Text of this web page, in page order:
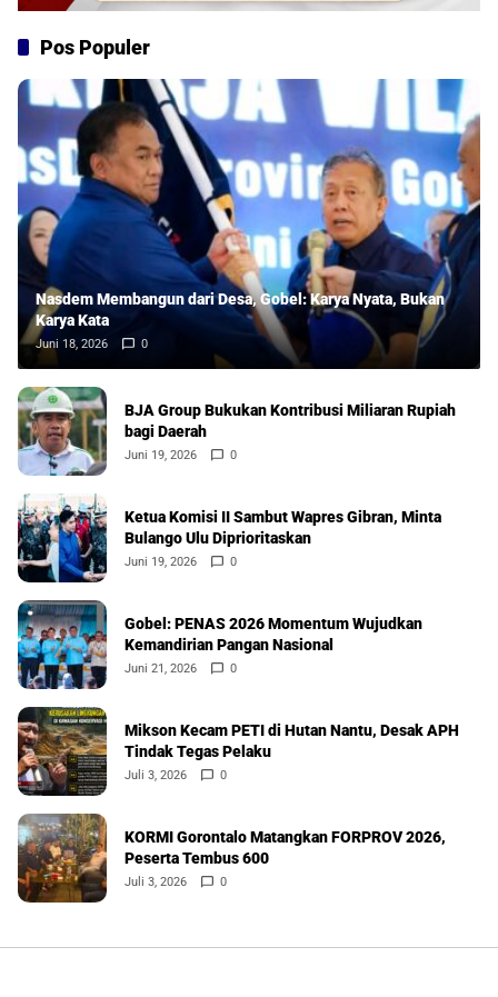
Pos Populer
Nasdem Membangun dari Desa, Gobel: Karya Nyata, Bukan
Karya Kata
Juni 18, 2026 0
BJA Group Bukukan Kontribusi Miliaran Rupiah
bagi Daerah
Juni 19, 2026 0
Ketua Komisi II Sambut Wapres Gibran, Minta
Bulango Ulu Diprioritaskan
Juni 19, 2026 0
Gobel: PENAS 2026 Momentum Wujudkan
Kemandirian Pangan Nasional
Juni 21, 2026 0
Mikson Kecam PETI di Hutan Nantu, Desak APH
Tindak Tegas Pelaku
Juli 3, 2026 0
KORMI Gorontalo Matangkan FORPROV 2026,
Peserta Tembus 600
Juli 3, 2026 0